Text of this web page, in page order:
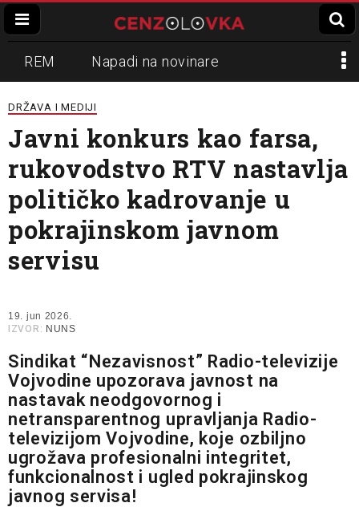
REM Napadi na novinare
Zvučni top
Propaganda Lokalni mediji
Informer Slavko Ćuruvija
DRŽAVA I MEDIJI
Javni konkurs kao farsa,
rukovodstvo RTV nastavlja
političko kadrovanje u
pokrajinskom javnom
servisu
19. jun 2026.
IZVOR: NUNS
Sindikat “Nezavisnost” Radio-televizije
Vojvodine upozorava javnost na
nastavak neodgovornog i
netransparentnog upravljanja Radio-
televizijom Vojvodine, koje ozbiljno
ugrožava profesionalni integritet,
funkcionalnost i ugled pokrajinskog
javnog servisa!